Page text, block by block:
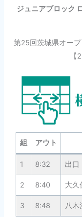
ジュニアブロック
第25回茨城県オー
組 アウト
1 8:32 出
2 8:40 大
3 8:48 八